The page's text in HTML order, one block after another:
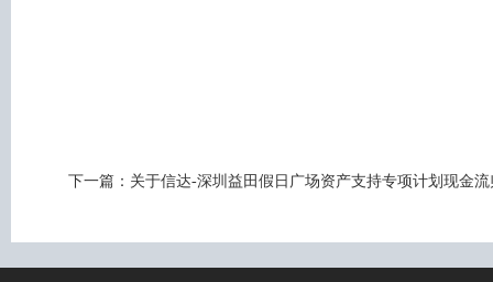
下一篇： 关于信达-深圳益田假日广场资产支持专项计划现金